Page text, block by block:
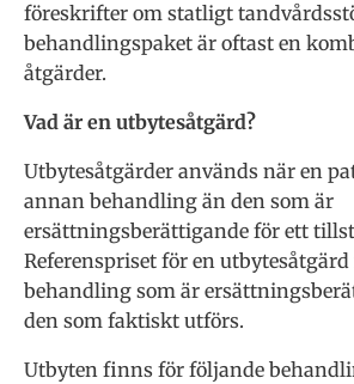
föreskrifter om statligt
behandlingspaket är oftast en
åtgärder.
Vad är en utbytesåtgärd?
Utbytesåtgärder används när en
annan behandling än den som är
ersättningsberättigande för ett
Referenspriset för en
behandling som är
den som faktiskt utförs.
Utbyten finns för följande